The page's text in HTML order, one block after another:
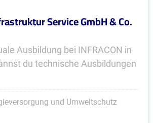
Service GmbH & Co.
Ausbildung bei INFRACON in
du technische Ausbildungen
und Umweltschutz